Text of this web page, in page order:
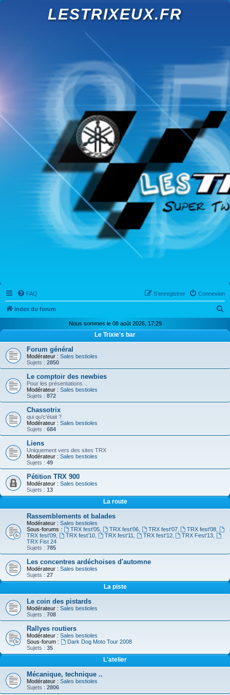
LESTRIXEUX.FR
FAQ Connexion
S’enregistrer
Index du forum
r
Nous sommes le 08 août 2026, 17:29
Le Trixie's bar
Forum général
Modérateur : Sales bestioles
Sujets : 2850
Le comptoir des newbies
Pour les présentations ..
Modérateur : Sales bestioles
Sujets : 872
Chassotrix
qui qu'c'était ?
Modérateur : Sales bestioles
Sujets : 684
Liens
Uniquement vers des sites TRX
Modérateur : Sales bestioles
Sujets : 49
Pétition TRX 900
Modérateur : Sales bestioles
Sujets : 13
La route
Rassemblements et balades
Modérateur : Sales bestioles
Sous-forums :
TRX fest'05, TRX fest'06, TRX fest'07, TRX fest'08
TRX fest'09
TRX fest'10, TRX fest'11 TRX fest'12, TRX Fest'13
TRX Fist 24
Sujets : 785
Les concentres ardéchoises d'automne
Modérateur : Sales bestioles
Sujets : 27
La piste
Le coin des pistards
Modérateur : Sales bestioles
Sujets : 708
Rallyes routiers
Modérateur : Sales bestioles
Sous-forum :
Dark Dog Moto Tour 2008
Sujets : 35
L'atelier
Mécanique, technique ..
Modérateur : Sales bestioles
Sujets : 2806